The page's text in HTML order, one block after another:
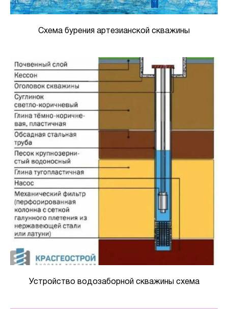
Схема бурения артезианской скважины
Устройство водозаборной скважины схема